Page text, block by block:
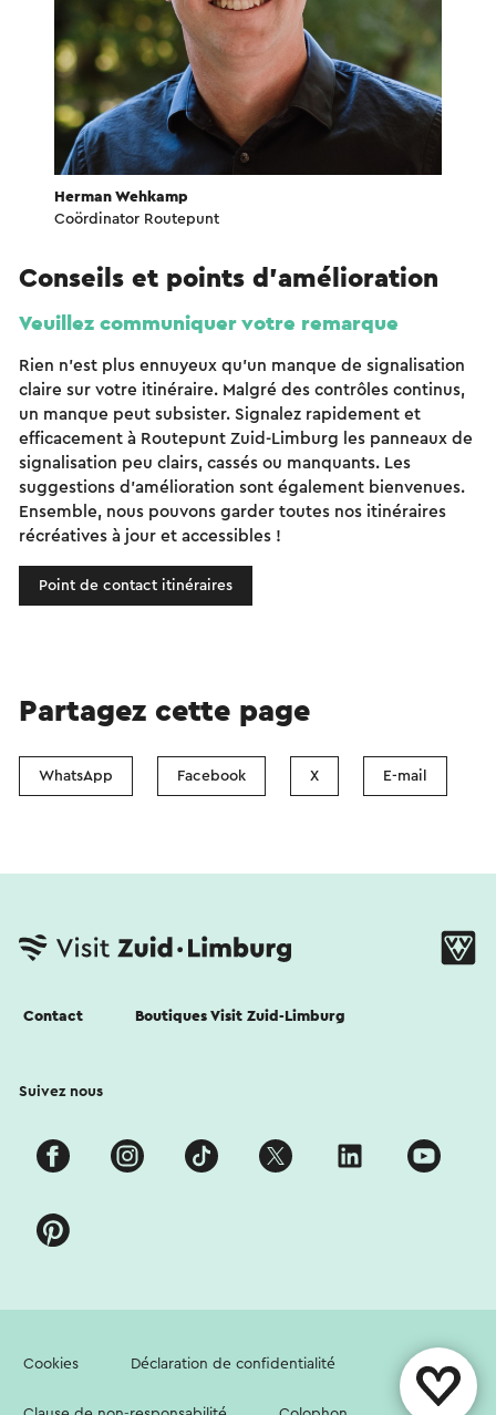
Herman Wehkamp
Coördinator Routepunt
Conseils et points d'amélioration
Veuillez communiquer votre remarque
Rien n'est plus ennuyeux qu'un manque de signalisation
claire sur votre itinéraire. Malgré des contrôles continus,
un manque peut subsister. Signalez rapidement et
efficacement à Routepunt Zuid-Limburg les panneaux de
signalisation peu clairs, cassés ou manquants. Les
suggestions d'amélioration sont également bienvenues.
Ensemble, nous pouvons garder toutes nos itinéraires
récréatives à jour et accessibles !
Point de contact itinéraires
Partagez cette page
WhatsApp Facebook X E-mail
Contact Boutiques Visit Zuid-Limburg
Suivez nous
Cookies Déclaration de confidentialité